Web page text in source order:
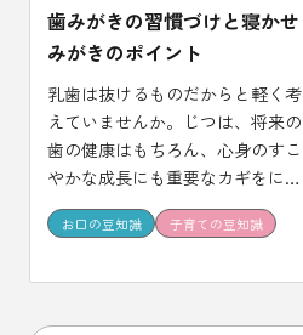
か。 生えかわり期の子どもを持つ
お母さんが、花王の研究員に取材
しました。
歯みがきの習慣づけと寝かせ
みがきのポイント
乳歯は抜けるものだからと軽く考
えていませんか。じつは、将来の
歯の健康はもちろん、心身のすこ
やかな成長にも重要なカギをにぎ
っています。 大切な乳歯をむし歯
から守るには、どんな点に気をつ
の子どもをもつお母さんの疑問に
お口の豆知識 子育ての豆知識